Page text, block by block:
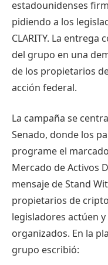
estadounidenses
pidiendo a los
CLARITY. La
del grupo en una
de los propietarios
acción federal.
La campaña se
Senado, donde los
programe el
Mercado de Activos
mensaje de Stand
propietarios de
legisladores actúen
organizados. En la
grupo escribió: